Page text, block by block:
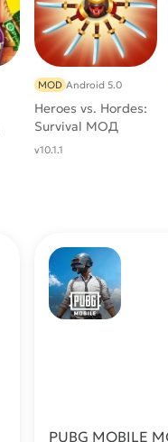
Heroes vs. Hordes:
Survival МОД
(Много денег)
MOD Android 5.0
v10.1.1